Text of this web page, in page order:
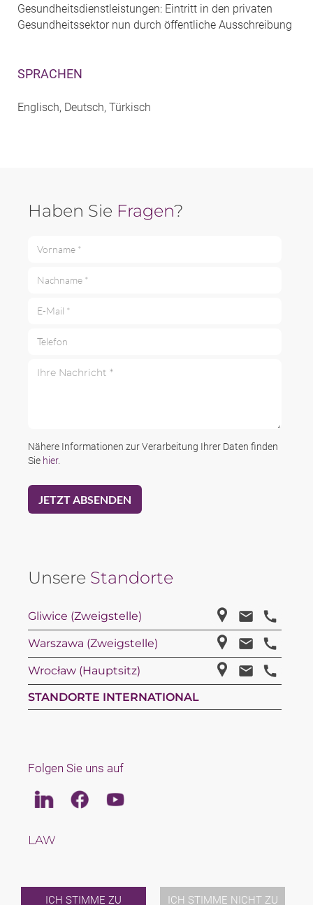
ICH STIMME ZU ICH STIMME NICHT ZU
Gesundheitsdienstleistungen: Eintritt in den privaten
Gesundheitssektor nun durch öffentliche Ausschreibung
SPRACHEN
Englisch, Deutsch, Türkisch
Haben Sie Fragen?
Nähere Informationen zur Verarbeitung Ihrer Daten finden
Sie hier.
Unsere Standorte
Gliwice (Zweigstelle)
Warszawa (Zweigstelle)
Wrocław (Hauptsitz)
STANDORTE INTERNATIONAL
Folgen Sie uns auf
LinkedinFacebookYoutube
LAW
KARRIERE
ÜBER UNS